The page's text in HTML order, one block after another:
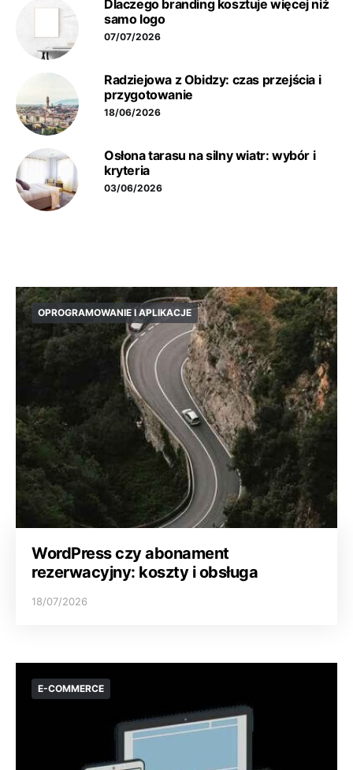
Dlaczego branding kosztuje więcej niż
samo logo
07/07/2026
Radziejowa z Obidzy: czas przejścia i
przygotowanie
18/06/2026
Osłona tarasu na silny wiatr: wybór i
kryteria
03/06/2026
OPROGRAMOWANIE I APLIKACJE
WordPress czy abonament
rezerwacyjny: koszty i obsługa
18/07/2026
E-COMMERCE